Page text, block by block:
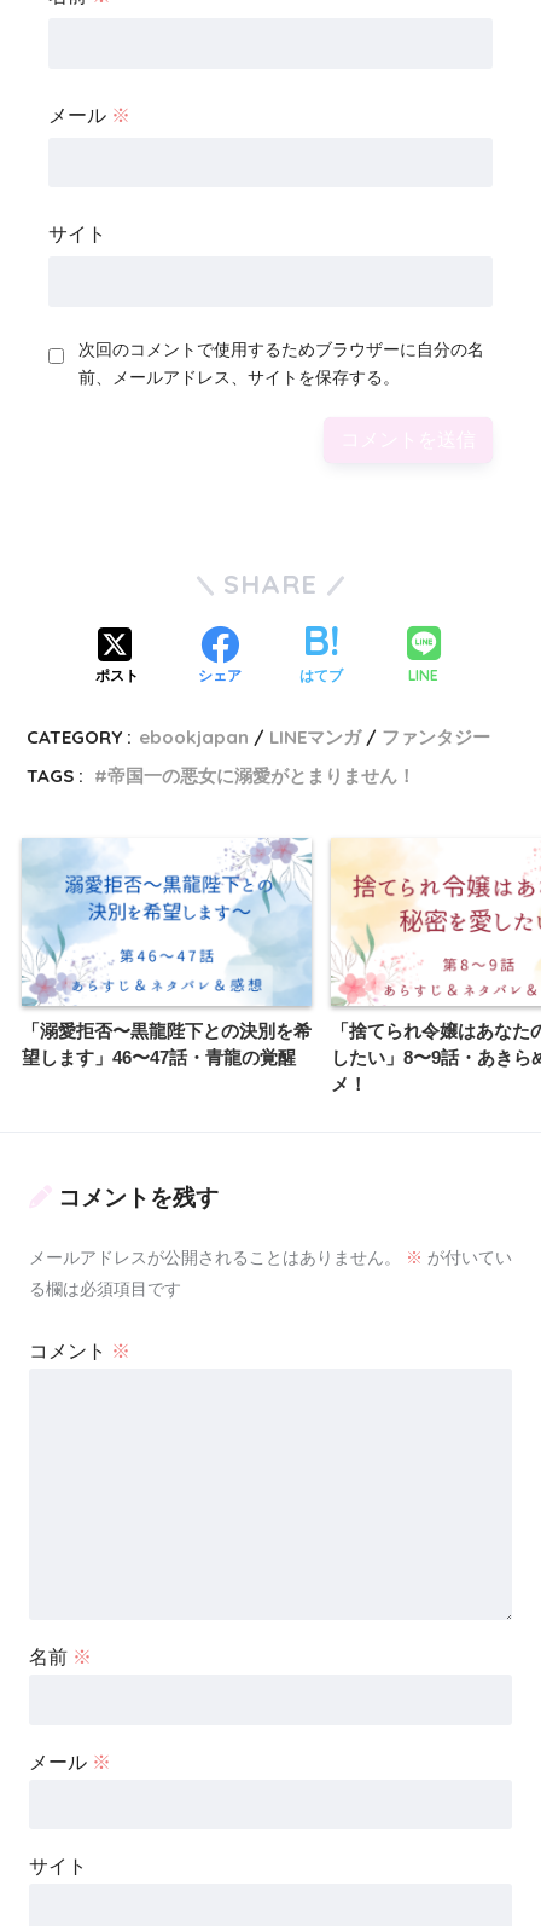
メール ※
サイト
次回のコメントで使用するためブラウザーに自分の名
前、メールアドレス、サイトを保存する。
SHARE
ポスト シェア はてブ LINE
CATEGORY : ebookjapan LINEマンガ
ファンタジー
TAGS :
帝国一の悪女に溺愛がとまりません！
「溺愛拒否〜黒龍陛下との決別を希
望します」46〜47話・青龍の覚醒
「捨てられ令嬢はあなた
したい」8〜9話・あきら
メ！
コメントを残す
メールアドレスが公開されることはありません。 ※ が付いてい
る欄は必須項目です
コメント ※
名前 ※
メール ※
サイト